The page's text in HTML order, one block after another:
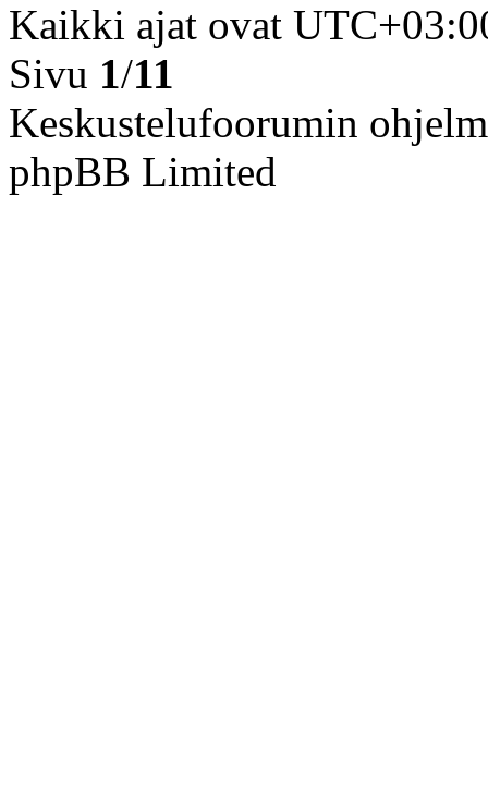
Kaikki ajat ovat
Sivu 1/11
Keskustelufoorumin
phpBB Limited